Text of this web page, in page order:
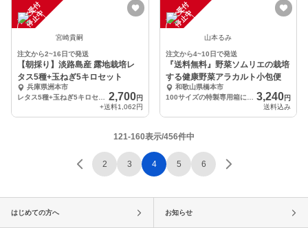
注
文
受
付
停
止
中
宮崎貴嗣
注文から2~16日で発送
【朝採り】淡路島産 露地栽培レ
タス5種+玉ねぎ5キロセット
兵庫県洲本市
2,700円
+送料1,062円
注
文
受
付
停
止
中
山本るみ
注文から4~10日で発送
『送料無料』野菜ソムリエの栽培
する健康野菜アラカルト小包便
和歌山県橋本市
3,240円
送料込み
121-160表示/456件中
2 3 4 5 6
はじめての方へ お知らせ